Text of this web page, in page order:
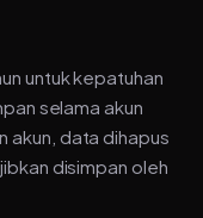
untuk kepatuhan
selama akun
akun, data dihapus
disimpan oleh